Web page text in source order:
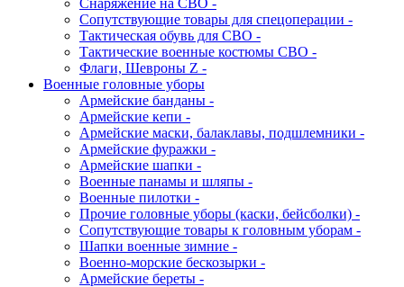
Снаряжение на СВО -
Сопутствующие товары для спецоперации -
Тактическая обувь для СВО -
Тактические военные костюмы СВО -
Флаги, Шевроны Z -
Военные головные уборы
Армейские банданы -
Армейские кепи -
Армейские маски, балаклавы, подшлемники -
Армейские фуражки -
Армейские шапки -
Военные панамы и шляпы -
Военные пилотки -
Прочие головные уборы (каски, бейсболки) -
Сопутствующие товары к головным уборам -
Шапки военные зимние -
Военно-морские бескозырки -
Армейские береты -